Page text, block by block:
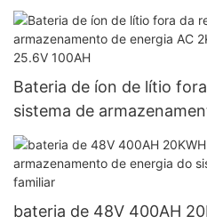
bateria
Bateria de íon de lítio
sistema de
Inversor 2.56KWH Bateria
bateria de 48V 400AH